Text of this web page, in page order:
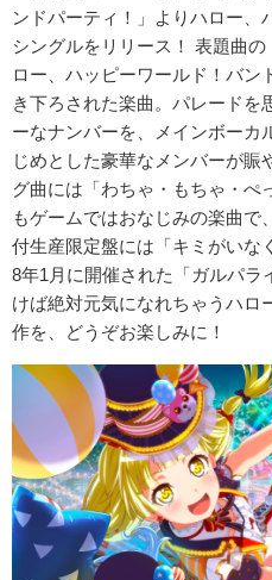
ンドパーティ！」よりハロー、
シングルをリリース！ 表題曲
ロー、ハッピーワールド！バン
き下ろされた楽曲。パレードを
ーなナンバーを、メインボーカ
じめとした豪華なメンバーが賑
グ曲には「わちゃ・もちゃ・ぺ
もゲームではおなじみの楽曲で
付生産限定盤には「キミがいな
8年1月に開催された「ガルパラ
けば絶対元気になれちゃうハロ
作を、どうぞお楽しみに！